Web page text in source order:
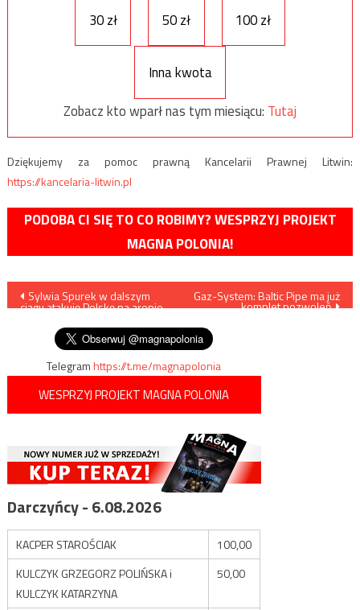
30 zł
50 zł 100 zł
Inna kwota
Zobacz kto wparł nas tym miesiącu: Tutaj
Dziękujemy za pomoc prawną Kancelarii Prawnej Litwin:
https://kancelaria-litwin.pl
PODOBA CI SIĘ TO CO ROBIMY? WESPRZYJ PROJEKT
MAGNA POLONIA!
Nawigacja
wpisu
Sylwia Spurek w dalszym
ciągu atakuję Polskę na arenie
Gaz-System: Baltic Pipe ma już
komplet pozwoleń
Telegramhttps://t.me/magnapolonia
WESPRZYJ PROJEKT MAGNA POLONIA
Darczyńcy - 6.08.2026
KACPER STAROŚCIAK
100,00
KULCZYK GRZEGORZ POLIŃSKA i
KULCZYK KATARZYNA
50,00